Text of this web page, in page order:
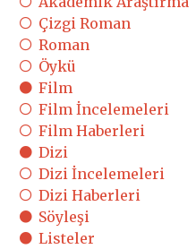
Çizgi Roman
Roman
Öykü
Film
Film İncelemeleri
Film Haberleri
Dizi
Dizi İncelemeleri
Dizi Haberleri
Söyleşi
Listeler